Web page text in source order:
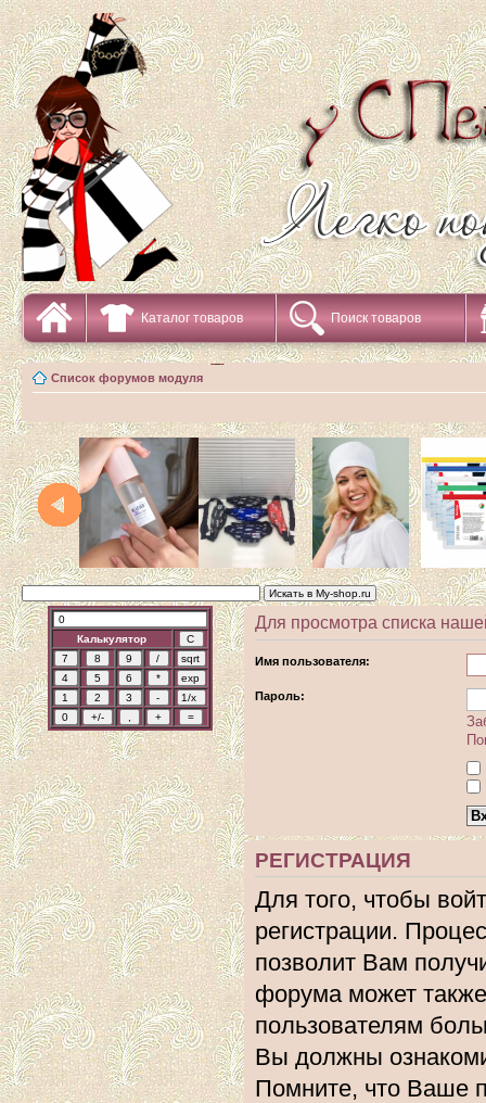
Каталог товаров Поиск товаров
Список форумов модуля
Калькулятор
Для просмотра списка
Имя пользователя:
Пароль:
РЕГИСТРАЦИЯ
Для того, чтобы
регистрации.
позволит Вам
форума может
пользователям
Вы должны
Помните, что Ваше